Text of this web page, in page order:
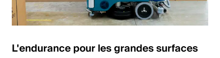
L'endurance pour les grandes surfaces